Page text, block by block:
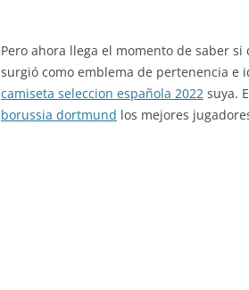
Pero ahora llega el momento de saber
surgió como emblema de pertenencia e
camiseta seleccion española 2022 suya.
borussia dortmund los mejores